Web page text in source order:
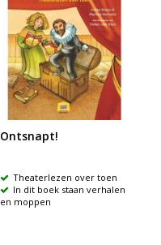
Ontsnapt!
Theaterlezen over toen
In dit boek staan verhalen
en moppen